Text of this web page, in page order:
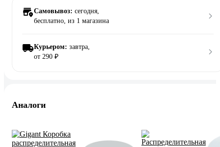
Самовывоз: сегодня,
бесплатно, из 1 магазина
Курьером: завтра,
от 290 ₽
Аналоги